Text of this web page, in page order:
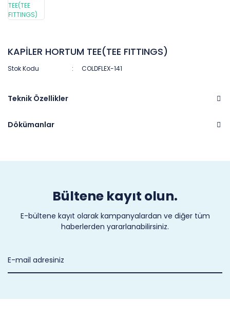
KAPİLER HORTUM TEE(TEE FITTINGS)
Stok Kodu COLDFLEX-141
Teknik Özellikler
Dökümanlar
Bültene kayıt olun.
E-bültene kayıt olarak kampanyalardan ve diğer tüm
haberlerden yararlanabilirsiniz.